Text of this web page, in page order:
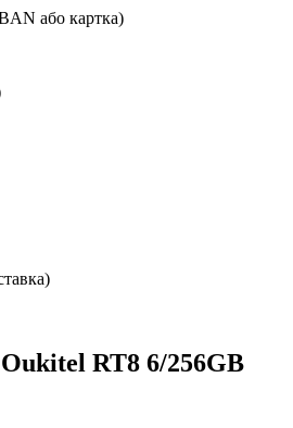
або картка)
RT8 6/256GB